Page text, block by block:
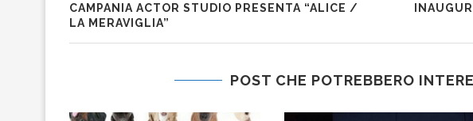
CAMPANIA ACTOR STUDIO PRESENTA “ALICE /
LA MERAVIGLIA”
POST CHE POTREBBERO